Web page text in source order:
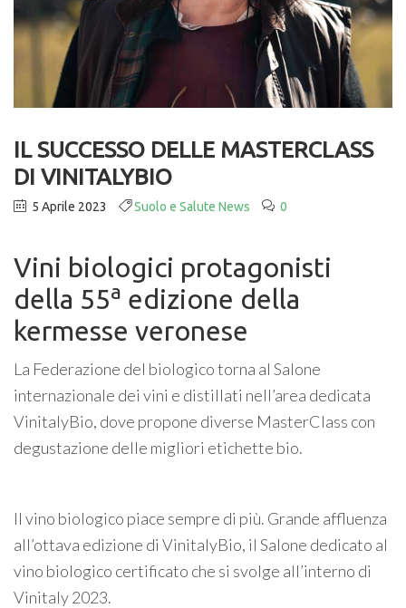
IL SUCCESSO DELLE MASTERCLASS
DI VINITALYBIO
5 Aprile 2023 Suolo e Salute News 0
Vini biologici protagonisti
della 55a edizione della
kermesse veronese
La Federazione del biologico torna al Salone
internazionale dei vini e distillati nell’area dedicata
VinitalyBio, dove propone diverse MasterClass con
degustazione delle migliori etichette bio.
Il vino biologico piace sempre di più. Grande affluenza
all’ottava edizione di VinitalyBio, il Salone dedicato al
vino biologico certificato che si svolge all’interno di
Vinitaly 2023.